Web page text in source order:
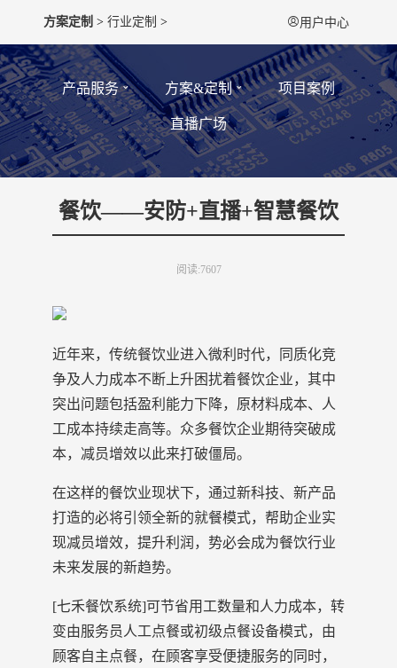
方案定制 > 行业定制 > 用户中心
产品服务 方案&定制 项目案例
直播广场
餐饮——安防+直播+智慧餐饮
阅读:7607
近年来，传统餐饮业进入微利时代，同质化竞
争及人力成本不断上升困扰着餐饮企业，其中
突出问题包括盈利能力下降，原材料成本、人
工成本持续走高等。众多餐饮企业期待突破成
本，减员增效以此来打破僵局。
在这样的餐饮业现状下，通过新科技、新产品
打造的必将引领全新的就餐模式，帮助企业实
现减员增效，提升利润，势必会成为餐饮行业
未来发展的新趋势。
[七禾餐饮系统]可节省用工数量和人力成本，转
变由服务员人工点餐或初级点餐设备模式，由
顾客自主点餐，在顾客享受便捷服务的同时，